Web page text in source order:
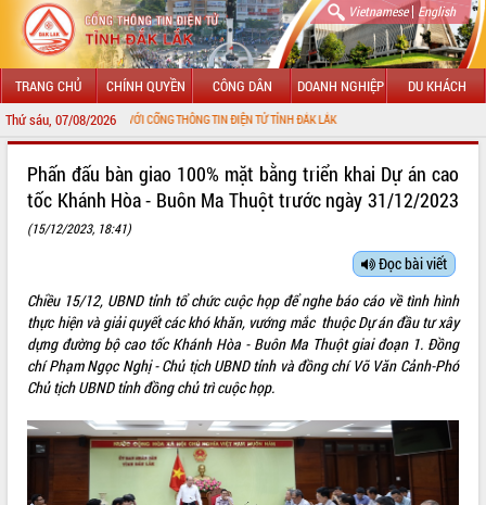
Vietnamese| English
TRANG CHỦ CHÍNH QUYỀN CÔNG DÂN DOANH NGHIỆP DU KHÁCH
Thứ sáu, 07/08/2026
MỪNG ĐẾN VỚI CỔNG THÔNG TIN ĐIỆN TỬ TỈNH ĐẮK LẮK
LÃNH ĐẠO UBND TỈNH
SỞ, BAN, NGÀNH
UBND CÁC XÃ, PHƯỜNG
THÔNG TIN CHỈ ĐẠO ĐIỀU HÀNH
HỆ THỐNG VĂN BẢN
VĂN BẢN HĐND TỈNH
Phấn đấu bàn giao 100% mặt bằng triển khai Dự án cao
tốc Khánh Hòa - Buôn Ma Thuột trước ngày 31/12/2023
(15/12/2023, 18:41)
Đọc bài viết
Chiều 15/12, UBND tỉnh tổ chức cuộc họp để nghe báo cáo về tình hình
thực hiện và giải quyết các khó khăn, vướng mắc thuộc Dự án đầu tư xây
dựng đường bộ cao tốc Khánh Hòa - Buôn Ma Thuột giai đoạn 1. Đồng
chí Phạm Ngọc Nghị - Chủ tịch UBND tỉnh và đồng chí Võ Văn Cảnh-Phó
Chủ tịch UBND tỉnh đồng chủ trì cuộc họp.